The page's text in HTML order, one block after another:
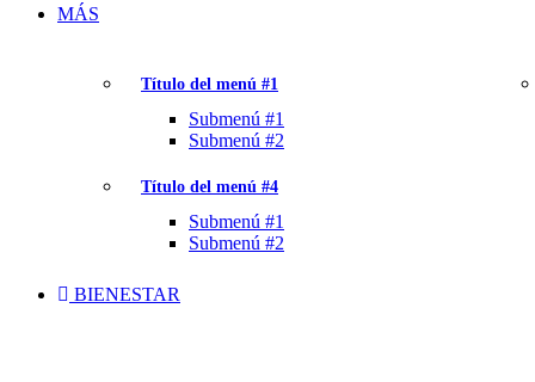
MÁS
Título del menú #1
Submenú #1
Submenú #2
Título del menú #4
Submenú #1
Submenú #2
BIENESTAR